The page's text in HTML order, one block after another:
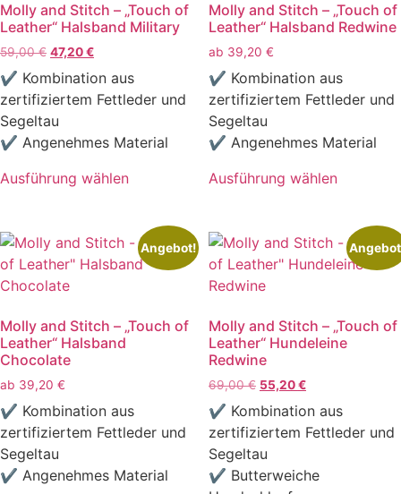
Die
Optionen
können
auf
der
Produktseite
gewählt
Optionen
können
auf
der
Produktseite
gewählt
werden
Molly and Stitch – „Touch of
Leather“ Halsband Military
59,00€ Ursprünglicher
Preis
war:
59,00 €
47,20€Aktueller
ist:
47,20 €.
✔ Kombination aus
zertifiziertem Fettleder und
Segeltau
✔ Angenehmes Material
Ausführung wählen
weist
mehrere
Varianten
Die
Optionen
können
auf
der
Produktseite
gewählt
werden
Molly and Stitch – „Touch of
Leather“ Halsband Redwine
ab 39,20 €
✔ Kombination aus
zertifiziertem Fettleder und
Segeltau
✔ Angenehmes Material
Ausführung wählen
weist
mehrere
Varianten
Die
Optionen
können
auf
der
Produktseite
gewählt
werden
Angebot!
Molly and Stitch – „Touch of
Leather“ Halsband
Chocolate
ab 39,20 €
✔ Kombination aus
zertifiziertem Fettleder und
Segeltau
✔ Angenehmes Material
Molly and Stitch – „Touch of
Leather“ Hundeleine
Redwine
69,00€ Ursprünglicher
war:
69,00 €
55,20€Aktueller
ist:
55,20 €.
✔ Kombination aus
zertifiziertem Fettleder und
Segeltau
✔ Butterweiche